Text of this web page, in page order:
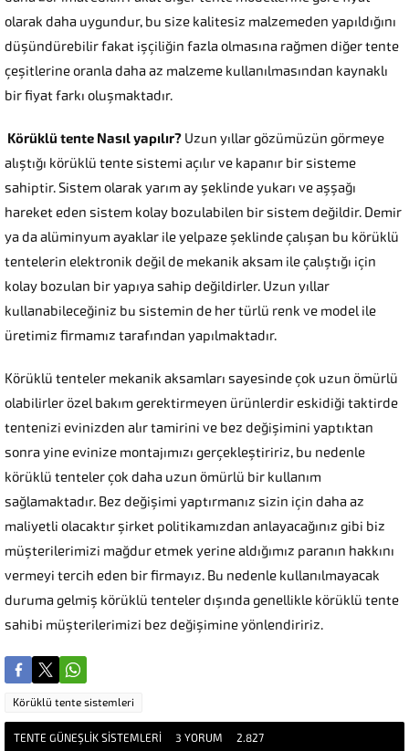
olarak daha uygundur, bu size kalitesiz malzemeden yapıldığını
düşündürebilir fakat işçiliğin fazla olmasına rağmen diğer tente
çeşitlerine oranla daha az malzeme kullanılmasından kaynaklı
bir fiyat farkı oluşmaktadır.
Körüklü tente Nasıl yapılır? Uzun yıllar gözümüzün görmeye
alıştığı körüklü tente sistemi açılır ve kapanır bir sisteme
sahiptir. Sistem olarak yarım ay şeklinde yukarı ve aşşağı
hareket eden sistem kolay bozulabilen bir sistem değildir. Demir
ya da alüminyum ayaklar ile yelpaze şeklinde çalışan bu körüklü
tentelerin elektronik değil de mekanik aksam ile çalıştığı için
kolay bozulan bir yapıya sahip değildirler. Uzun yıllar
kullanabileceğiniz bu sistemin de her türlü renk ve model ile
üretimiz firmamız tarafından yapılmaktadır.
Körüklü tenteler mekanik aksamları sayesinde çok uzun ömürlü
olabilirler özel bakım gerektirmeyen ürünlerdir eskidiği taktirde
tentenizi evinizden alır tamirini ve bez değişimini yaptıktan
sonra yine evinize montajımızı gerçekleştiririz, bu nedenle
körüklü tenteler çok daha uzun ömürlü bir kullanım
sağlamaktadır. Bez değişimi yaptırmanız sizin için daha az
maliyetli olacaktır şirket politikamızdan anlayacağınız gibi biz
müşterilerimizi mağdur etmek yerine aldığımız paranın hakkını
vermeyi tercih eden bir firmayız. Bu nedenle kullanılmayacak
duruma gelmiş körüklü tenteler dışında genellikle körüklü tente
sahibi müşterilerimizi bez değişimine yönlendiririz.
Körüklü tente sistemleri
TENTE GÜNEŞLIK SISTEMLERI 3 YORUM 2.827